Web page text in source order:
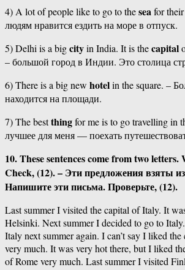
4) A lot of people like to go to theseafor
людям нравится ездить на море в отпуск.
5) Delhi is a bigcityin India. It is thecapital
– большой город в Индии. Это столица
6) There is a big new hotelin the square. –
находится на площади.
7) The bestthingfor me is to go travelling in
лучшее для меня — поехать
10. These sentences come from two
Check, (12). – Эти предложения взяты
Напишите эти письма. Проверьте, (12).
Last summer I visited the capital of Italy. It
Helsinki. Next summer I decided to go to
Italy next summer again. I can’t say I liked
very much. It was very hot there, but I liked
of Rome very much. Last summer I visited